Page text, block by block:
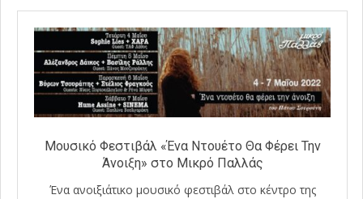
Μουσικό Φεστιβάλ «Ένα Ντουέτο Θα Φέρει Την
Άνοιξη» στο Μικρό Παλλάς
Ένα ανοιξιάτικο μουσικό φεστιβάλ στο κέντρο της